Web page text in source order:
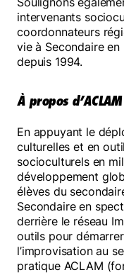
intervenants
coordonnateurs
vie à Secondaire
depuis 1994.
À propos d’ACLAM
En appuyant le
culturelles et en
socioculturels en
développement
élèves du
Secondaire en
derrière le réseau
outils pour
l’improvisation au
pratique ACLAM